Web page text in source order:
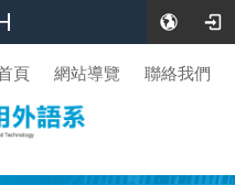
頁 網站導覽 聯絡我們